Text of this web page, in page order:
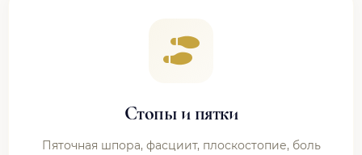
Стопы и пятки
Пяточная шпора, фасциит, плоскостопие, боль